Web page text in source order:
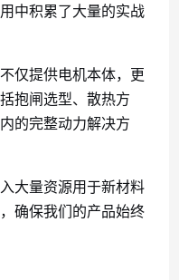
中积累了大量的实战
仅提供电机本体，更
抱闸选型、散热方
的完整动力解决方
大量资源用于新材料
确保我们的产品始终